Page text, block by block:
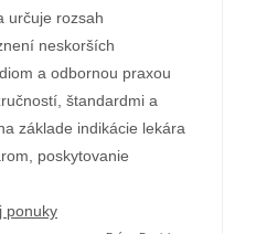
určuje rozsah
neskorších
a odbornou praxou
štandardmi a
základe indikácie lekára
poskytovanie
ponuky